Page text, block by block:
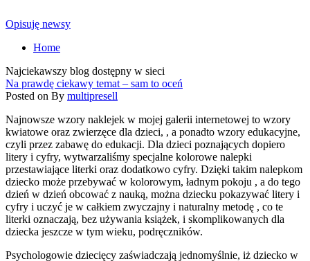
Opisuję newsy
Home
Najciekawszy blog dostępny w sieci
Na prawdę ciekawy temat – sam to oceń
Posted on By multipresell
Najnowsze wzory naklejek w mojej galerii internetowej to wzory
kwiatowe oraz zwierzęce dla dzieci, , a ponadto wzory edukacyjne,
czyli przez zabawę do edukacji. Dla dzieci poznających dopiero
litery i cyfry, wytwarzaliśmy specjalne kolorowe nalepki
przestawiające literki oraz dodatkowo cyfry. Dzięki takim nalepkom
dziecko może przebywać w kolorowym, ładnym pokoju , a do tego
dzień w dzień obcować z nauką, można dziecku pokazywać litery i
cyfry i uczyć je w całkiem zwyczajny i naturalny metodę , co te
literki oznaczają, bez używania książek, i skomplikowanych dla
dziecka jeszcze w tym wieku, podręczników.
Psychologowie dziecięcy zaświadczają jednomyślnie, iż dziecko w